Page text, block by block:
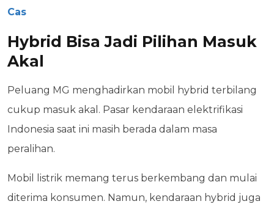
Cas
Hybrid Bisa Jadi Pilihan Masuk
Akal
Peluang MG menghadirkan mobil hybrid terbilang
cukup masuk akal. Pasar kendaraan elektrifikasi
Indonesia saat ini masih berada dalam masa
peralihan.
Mobil listrik memang terus berkembang dan mulai
diterima konsumen. Namun, kendaraan hybrid juga